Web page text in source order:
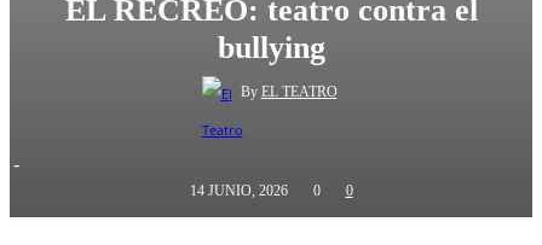
EL RECREO: teatro contra el
bullying
By EL TEATRO
-
14 JUNIO, 2026 0 0